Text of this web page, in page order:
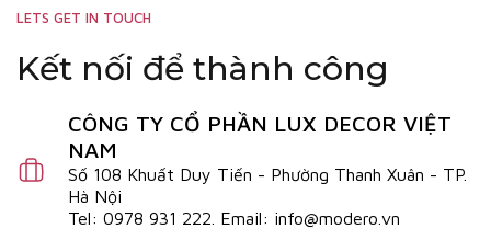
LETS GET IN TOUCH
Kết nối để thành công
CÔNG TY CỔ PHẦN LUX DECOR VIỆT
NAM
Số 108 Khuất Duy Tiến - Phường Thanh Xuân - TP.
Hà Nội
Tel: 0978 931 222. Email: info@modero.vn